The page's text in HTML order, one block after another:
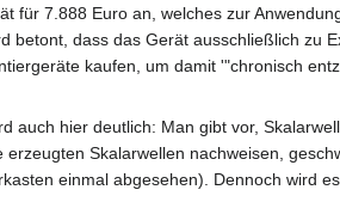
für 7.888 Euro an, welches zur
betont, dass das Gerät ausschließlich zu
kaufen, um damit '"chronisch
auch hier deutlich: Man gibt vor,
Skalarwellen nachweisen,
einmal abgesehen). Dennoch wird